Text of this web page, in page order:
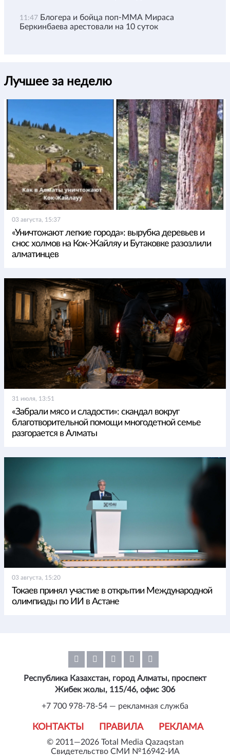
11:47 Блогера и бойца поп-ММА Мираса
Беркинбаева арестовали на 10 суток
Лучшее за неделю
03 августа, 15:37
«Уничтожают легкие города»: вырубка деревьев и
снос холмов на Кок-Жайляу и Бутаковке разозлили
алматинцев
31 июля, 13:51
«Забрали мясо и сладости»: скандал вокруг
благотворительной помощи многодетной семье
разгорается в Алматы
03 августа, 15:20
Токаев принял участие в открытии Международной
олимпиады по ИИ в Астане
© 2011—2026 Total Media Qazaqstan
Свидетельство СМИ №16942-ИА
КОНТАКТЫ ПРАВИЛА РЕКЛАМА
Республика Казахстан, город Алматы, проспект
Жибек жолы, 115/46, офис 306
+7 700 978-78-54 — рекламная служба